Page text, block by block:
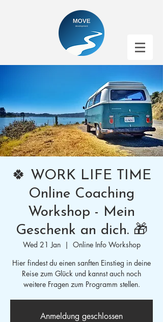
🍀 WORK LIFE TIME
Online Coaching
Workshop - Mein
Geschenk an dich. 🎁
Wed 21 Jan
  |
Online Info Workshop
Hier findest du einen sanften Einstieg in deine
Reise zum Glück und kannst auch noch
weitere Fragen zum Programm stellen.
Anmeldung geschlossen